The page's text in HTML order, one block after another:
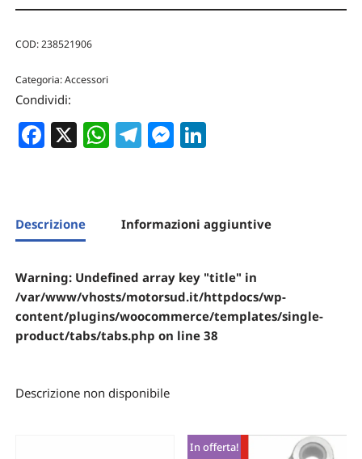
COD:238521906
Categoria:Accessori
Condividi:
Facebook
X WhatsApp
Telegram
Messenger
Descrizione Informazioni aggiuntive
Warning: Undefined array key "title" in
/var/www/vhosts/motorsud.it/httpdocs/wp-
content/plugins/woocommerce/templates/single-
product/tabs/tabs.php on line38
Descrizione non disponibile
In offerta!